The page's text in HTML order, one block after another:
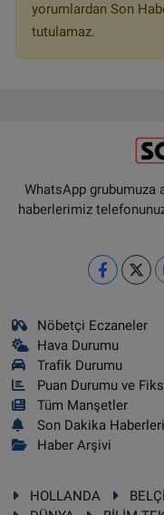
yorumlardan Son
tutulamaz.
WhatsApp grubumuza
haberlerimiz
Nöbetçi Eczaneler
Hava Durumu
Trafik Durumu
Puan Durumu ve
Tüm Manşetler
Son Dakika Haberleri
Haber Arşivi
HOLLANDA